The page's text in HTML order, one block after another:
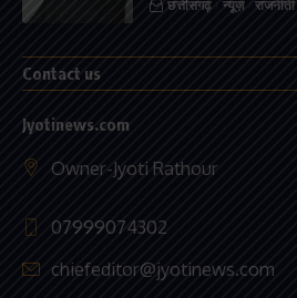
छत्तीसगढ़ न्यूज़ राजनीती
Contact us
Jyotinews.com
Owner-Jyoti Rathour
07999074302
chiefeditor@jyotinews.com